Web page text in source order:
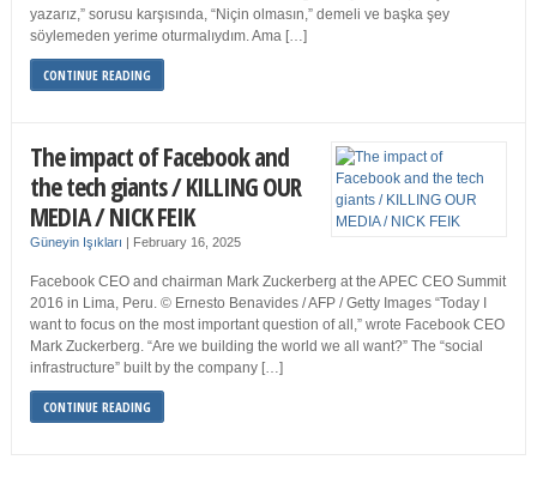
yazarız,” sorusu karşısında, “Niçin olmasın,” demeli ve başka şey
söylemeden yerime oturmalıydım. Ama […]
CONTINUE READING
The impact of Facebook and
the tech giants / KILLING OUR
MEDIA / NICK FEIK
Güneyin Işıkları | February 16, 2025
Facebook CEO and chairman Mark Zuckerberg at the APEC CEO Summit
2016 in Lima, Peru. © Ernesto Benavides / AFP / Getty Images “Today I
want to focus on the most important question of all,” wrote Facebook CEO
Mark Zuckerberg. “Are we building the world we all want?” The “social
infrastructure” built by the company […]
CONTINUE READING